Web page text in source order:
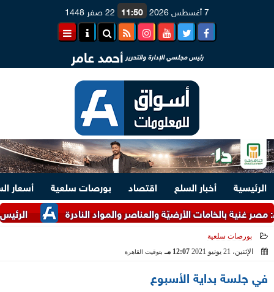
7 أغسطس 2026 11:50 22 صفر 1448
رئيس مجلسي الإدارة والتحرير أحمد عامر
الرئيسية أخبار السلع اقتصاد بورصات سلعية
أسعار
الرئيس السيسي
بالخامات الأرضيّة والعناصر والمواد النادرة
بورصات سلعية
الإثنين، 21 يونيو 2021
12:07 مـ بتوقيت القاهرة
في جلسة بداية الأسبوع